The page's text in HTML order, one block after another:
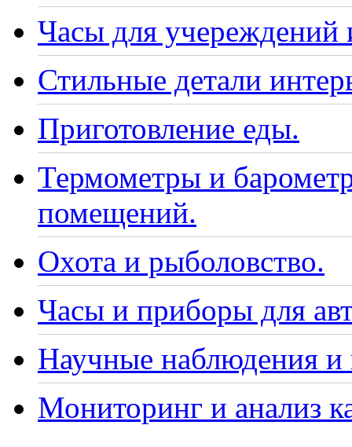
Часы для учереждений
Стильные детали
Приготовление еды.
Термометры и
помещений.
Охота и рыболовство.
Часы и приборы для
Научные наблюдения и
Мониторинг и анализ